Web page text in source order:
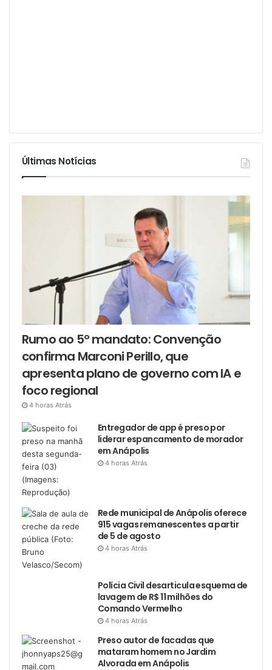
Últimas Notícias
Rumo ao 5º mandato: Convenção
confirma Marconi Perillo, que
apresenta plano de governo com IA e
foco regional
4 horas Atrás
Entregador de app é preso por
liderar espancamento de morador
em Anápolis
4 horas Atrás
Rede municipal de Anápolis oferece
915 vagas remanescentes a partir
de 5 de agosto
4 horas Atrás
Polícia Civil desarticula esquema de
lavagem de R$ 11 milhões do
Comando Vermelho
4 horas Atrás
Preso autor de facadas que
mataram homem no Jardim
Alvorada em Anápolis